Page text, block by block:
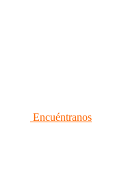
Encuéntranos